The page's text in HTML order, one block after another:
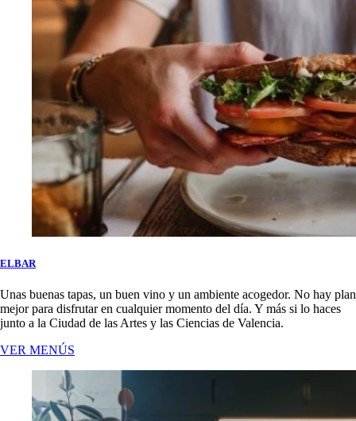
ELBAR
Unas buenas tapas, un buen vino y un ambiente acogedor. No hay plan
mejor para disfrutar en cualquier momento del día. Y más si lo haces
junto a la Ciudad de las Artes y las Ciencias de Valencia.
VER MENÚS